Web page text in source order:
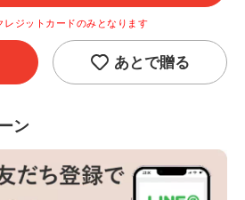
レジットカードのみとなります
あとで贈る
ン